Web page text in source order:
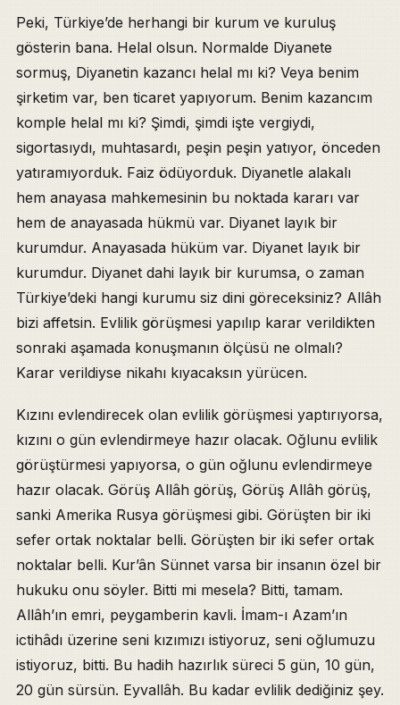
Peki, Türkiye’de herhangi bir kurum ve kuruluş
gösterin bana. Helal olsun. Normalde Diyanete
sormuş, Diyanetin kazancı helal mı ki? Veya benim
şirketim var, ben ticaret yapıyorum. Benim kazancım
komple helal mı ki? Şimdi, şimdi işte vergiydi,
sigortasıydı, muhtasardı, peşin peşin yatıyor, önceden
yatıramıyorduk. Faiz ödüyorduk. Diyanetle alakalı
hem anayasa mahkemesinin bu noktada kararı var
hem de anayasada hükmü var. Diyanet layık bir
kurumdur. Anayasada hüküm var. Diyanet layık bir
kurumdur. Diyanet dahi layık bir kurumsa, o zaman
Türkiye’deki hangi kurumu siz dini göreceksiniz? Allâh
bizi affetsin. Evlilik görüşmesi yapılıp karar verildikten
sonraki aşamada konuşmanın ölçüsü ne olmalı?
Karar verildiyse nikahı kıyacaksın yürücen.
Kızını evlendirecek olan evlilik görüşmesi yaptırıyorsa,
kızını o gün evlendirmeye hazır olacak. Oğlunu evlilik
görüştürmesi yapıyorsa, o gün oğlunu evlendirmeye
hazır olacak. Görüş Allâh görüş, Görüş Allâh görüş,
sanki Amerika Rusya görüşmesi gibi. Görüşten bir iki
sefer ortak noktalar belli. Görüşten bir iki sefer ortak
noktalar belli. Kur’ân Sünnet varsa bir insanın özel bir
hukuku onu söyler. Bitti mi mesela? Bitti, tamam.
Allâh’ın emri, peygamberin kavli. İmam-ı Azam’ın
ictihâdı üzerine seni kızımızı istiyoruz, seni oğlumuzu
istiyoruz, bitti. Bu hadih hazırlık süreci 5 gün, 10 gün,
20 gün sürsün. Eyvallâh. Bu kadar evlilik dediğiniz şey.